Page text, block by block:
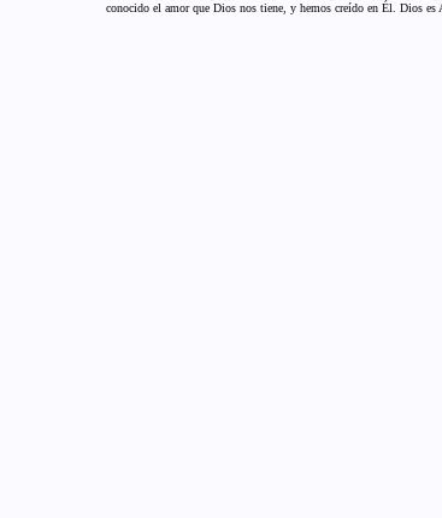
conocido el amor que Dios nos tiene, y hemos creído en Él. Dios es